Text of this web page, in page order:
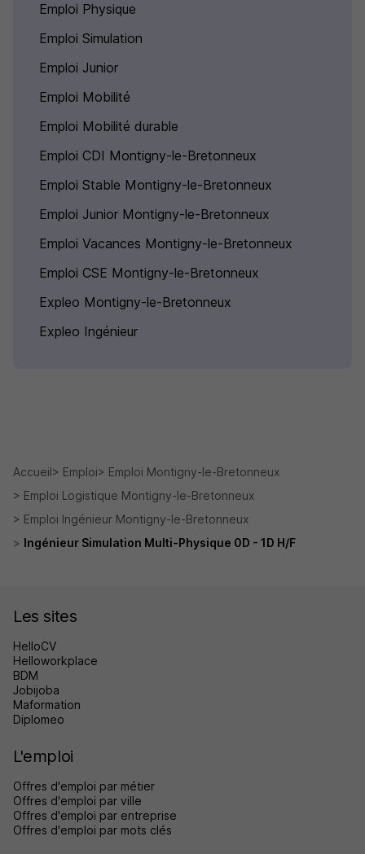
Emploi Physique
Emploi Simulation
Emploi Junior
Emploi Mobilité
Emploi Mobilité durable
Emploi CDI Montigny-le-Bretonneux
Emploi Stable Montigny-le-Bretonneux
Emploi Junior Montigny-le-Bretonneux
Emploi Vacances Montigny-le-Bretonneux
Emploi CSE Montigny-le-Bretonneux
Expleo Montigny-le-Bretonneux
Expleo Ingénieur
Accueil Emploi
Emploi Montigny-le-Bretonneux
Emploi Logistique Montigny-le-Bretonneux
Emploi Ingénieur Montigny-le-Bretonneux
Ingénieur Simulation Multi-Physique 0D - 1D H/F
Les sites
HelloCV
Helloworkplace
BDM
Jobijoba
Maformation
Diplomeo
L'emploi
Offres d'emploi par métier
Offres d'emploi par ville
Offres d'emploi par entreprise
Offres d'emploi par mots clés